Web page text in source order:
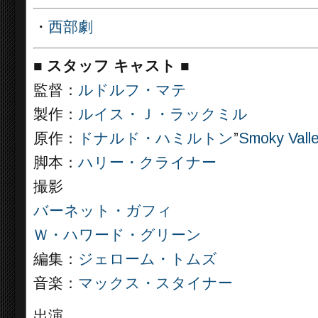
・ 西部劇
■ スタッフ キャスト ■
監督： ルドルフ・マテ
製作： ルイス・Ｊ・ラックミル
原作：
ドナルド・ハミルトン”Smoky
脚本： ハリー・クライナー
撮影
バーネット・ガフィ
Ｗ・ハワード・グリーン
編集： ジェローム・トムズ
音楽： マックス・スタイナー